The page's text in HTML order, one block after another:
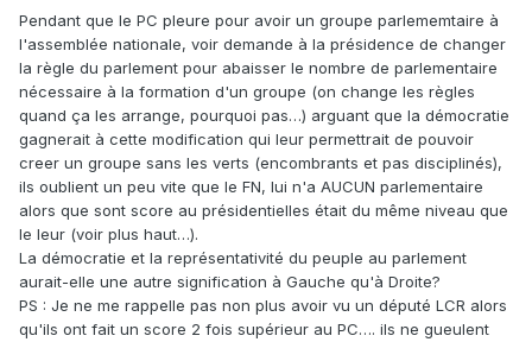
Pendant que le PC pleure pour avoir un groupe parlememtaire à
l'assemblée nationale, voir demande à la présidence de changer
la règle du parlement pour abaisser le nombre de parlementaire
nécessaire à la formation d'un groupe (on change les règles
quand ça les arrange, pourquoi pas…) arguant que la démocratie
gagnerait à cette modification qui leur permettrait de pouvoir
creer un groupe sans les verts (encombrants et pas disciplinés),
ils oublient un peu vite que le FN, lui n'a AUCUN parlementaire
alors que sont score au présidentielles était du même niveau que
le leur (voir plus haut…).
La démocratie et la représentativité du peuple au parlement
aurait-elle une autre signification à Gauche qu'à Droite?
PS : Je ne me rappelle pas non plus avoir vu un député LCR alors
qu'ils ont fait un score 2 fois supérieur au PC…. ils ne gueulent